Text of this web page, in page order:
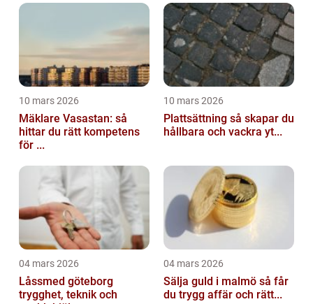
10 mars 2026
Mäklare Vasastan: så
hittar du rätt kompetens
för ...
10 mars 2026
Plattsättning så skapar du
hållbara och vackra yt...
04 mars 2026
Låssmed göteborg
trygghet, teknik och
04 mars 2026
Sälja guld i malmö så får
du trygg affär och rätt...